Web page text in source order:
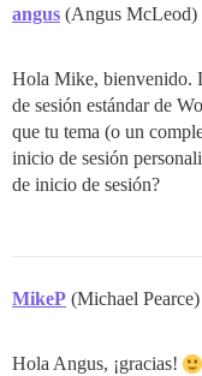
angus (Angus McLeod)
Hola Mike, bienvenido.
de sesión estándar de
que tu tema (o un
inicio de sesión
de inicio de sesión?
MikeP (Michael Pearce)
Hola Angus, ¡gracias!